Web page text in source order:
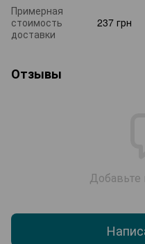
Примерная
стоимость
доставки
237 грн
Отзывы